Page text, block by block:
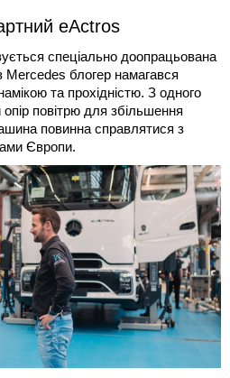
eActros
спеціально доопрацьована
Mercedes блогер намагався
та прохідністю. З одного
опір повітрю для збільшення
повинна справлятися з
Європи.